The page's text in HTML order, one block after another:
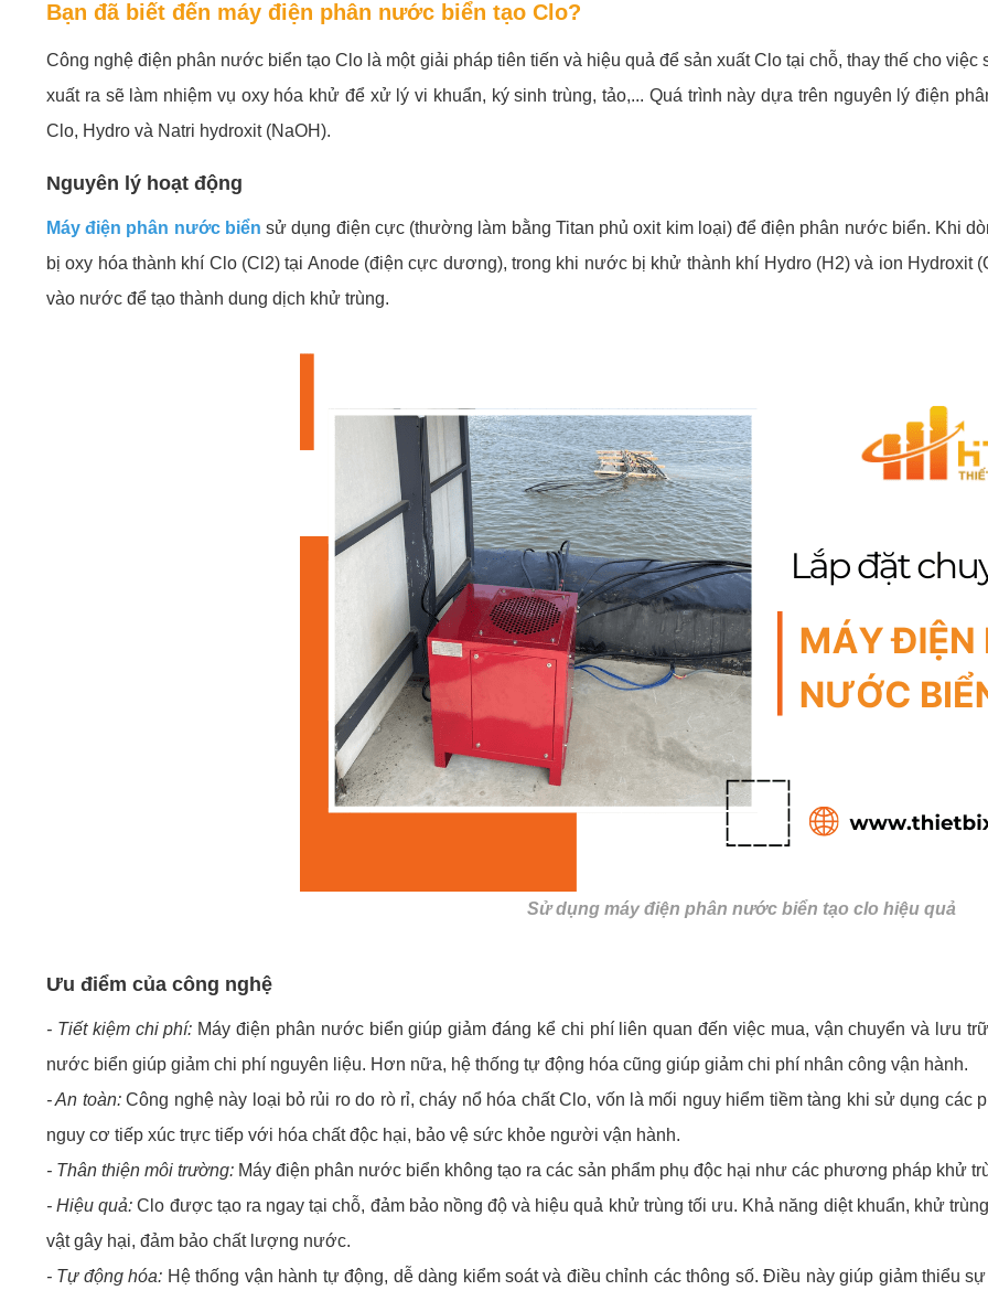
Bạn đã biết đến máy điện phân nước biển tạo Clo?
Công nghệ điện phân nước biển tạo Clo là một giải pháp tiên tiến và hiệu quả để sản xuất Clo tại chỗ, thay thế cho
xuất ra sẽ làm nhiệm vụ oxy hóa khử để xử lý vi khuẩn, ký sinh trùng, tảo,... Quá trình này dựa trên nguyên lý điện
Clo, Hydro và Natri hydroxit (NaOH).
Nguyên lý hoạt động
Máy điện phân nước biển sử dụng điện cực (thường làm bằng Titan phủ oxit kim loại) để điện phân nước biển. Khi
bị oxy hóa thành khí Clo (Cl2) tại Anode (điện cực dương), trong khi nước bị khử thành khí Hydro (H2) và ion Hydroxit
vào nước để tạo thành dung dịch khử trùng.
Sử dụng máy điện phân nước biển tạo clo hiệu quả
Ưu điểm của công nghệ
- Tiết kiệm chi phí: Máy điện phân nước biển giúp giảm đáng kể chi phí liên quan đến việc mua, vận chuyển và lưu
nước biển giúp giảm chi phí nguyên liệu. Hơn nữa, hệ thống tự động hóa cũng giúp giảm chi phí nhân công vận hành.
- An toàn:Công nghệ này loại bỏ rủi ro do rò rỉ, cháy nổ hóa chất Clo, vốn là mối nguy hiểm tiềm tàng khi sử dụng
nguy cơ tiếp xúc trực tiếp với hóa chất độc hại, bảo vệ sức khỏe người vận hành.
- Thân thiện môi trường: Máy điện phân nước biển không tạo ra các sản phẩm phụ độc hại như các phương pháp khử
- Hiệu quả: Clo được tạo ra ngay tại chỗ, đảm bảo nồng độ và hiệu quả khử trùng tối ưu. Khả năng diệt khuẩn, khử
vật gây hại, đảm bảo chất lượng nước.
- Tự động hóa: Hệ thống vận hành tự động, dễ dàng kiểm soát và điều chỉnh các thông số. Điều này giúp giảm thiểu